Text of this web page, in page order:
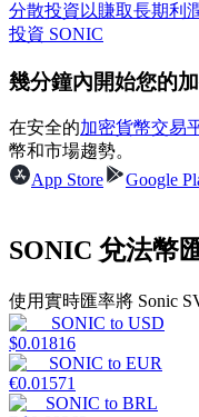
使您的資產穩定增
分散投資以賺取長期利
投資 SONIC
幾分鐘內開始您的
在安全的加密貨幣交易
幣和市場趨勢。
App Store
Google
SONIC 兌法幣
使用實時匯率將 Sonic
SONIC to USD
$0.01816
SONIC to EUR
€0.01571
SONIC to BRL